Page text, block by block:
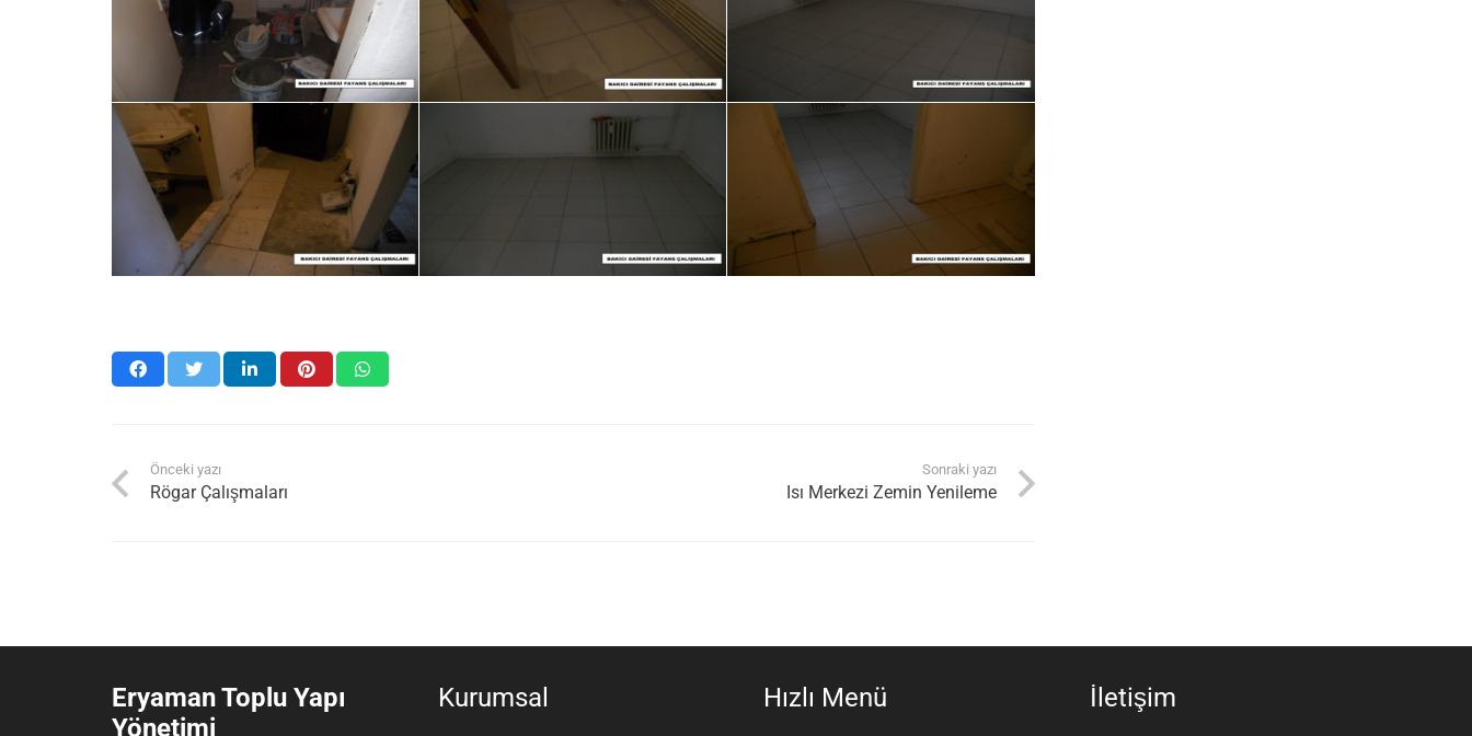
Önceki yazı
Rögar Çalışmaları
Sonraki yazı
Isı Merkezi Zemin Yenileme
Eryaman Toplu Yapı
Yönetimi
Kurumsal Hızlı Menü İletişim